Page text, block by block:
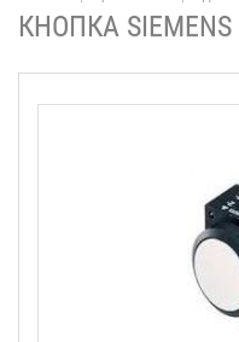
КНОПКА SIEMENS